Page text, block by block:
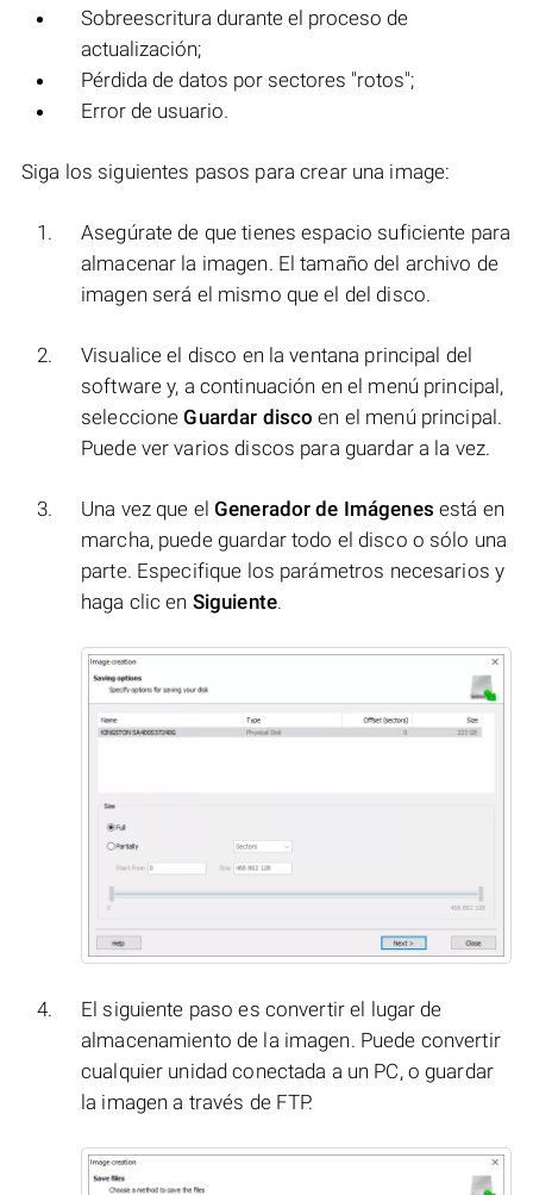
Sobreescritura durante el proceso de
actualización;
Pérdida de datos por sectores "rotos";
Error de usuario.
Siga los siguientes pasos para crear una image:
Asegúrate de que tienes espacio suficiente para
almacenar la imagen. El tamaño del archivo de
imagen será el mismo que el del disco.
Visualice el disco en la ventana principal del
software y, a continuación en el menú principal,
seleccioneGuardar disco en el menú principal.
Puede ver varios discos para guardar a la vez.
Una vez que el Generador de Imágenes está en
marcha, puede guardar todo el disco o sólo una
parte. Especifique los parámetros necesarios y
haga clic en Siguiente.
El siguiente paso es convertir el lugar de
almacenamiento de la imagen. Puede convertir
cualquier unidad conectada a un PC, o guardar
la imagen a través de FTP.